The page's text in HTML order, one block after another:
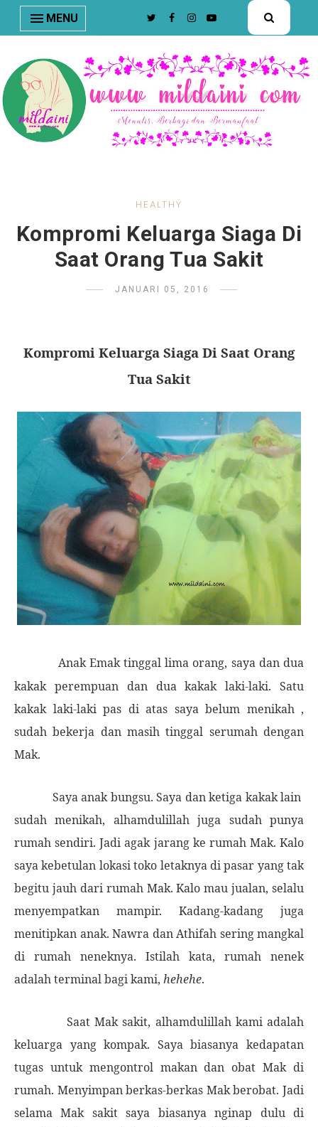
nav#menunav { border-bottom: 1px solid #e8e8e8; }
MENU
HEALTHY
Kompromi Keluarga Siaga Di
Saat Orang Tua Sakit
JANUARI 05, 2016
Kompromi Keluarga Siaga Di Saat Orang
Tua Sakit
Anak Emak tinggal lima orang, saya dan dua
kakak perempuan dan dua kakak laki-laki. Satu
kakak laki-laki pas di atas saya belum menikah ,
sudah bekerja dan masih tinggal serumah dengan
Mak.
Saya anak bungsu. Saya dan ketiga kakak lain
sudah menikah, alhamdulillah juga sudah punya
rumah sendiri. Jadi agak jarang ke rumah Mak. Kalo
saya kebetulan lokasi toko letaknya di pasar yang tak
begitu jauh dari rumah Mak. Kalo mau jualan, selalu
menyempatkan mampir. Kadang-kadang juga
menitipkan anak. Nawra dan Athifah sering mangkal
di rumah neneknya. Istilah kata, rumah nenek
adalah terminal bagi kami, hehehe.
Saat Mak sakit, alhamdulillah kami adalah
keluarga yang kompak. Saya biasanya kedapatan
tugas untuk mengontrol makan dan obat Mak di
rumah. Menyimpan berkas-berkas Mak berobat. Jadi
selama Mak sakit saya biasanya nginap dulu di